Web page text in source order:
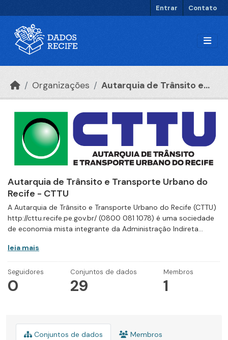
Entrar Contato
Organizações Autarquia de Trânsito e...
Autarquia de Trânsito e Transporte Urbano do
Recife - CTTU
A Autarquia de Trânsito e Transporte Urbano do Recife (CTTU)
http://cttu.recife.pe.gov.br/ (0800 081 1078) é uma sociedade
de economia mista integrante da Administração Indireta...
leia mais
Seguidores
0
Conjuntos de dados
29
Membros
1
Conjuntos de dados Membros